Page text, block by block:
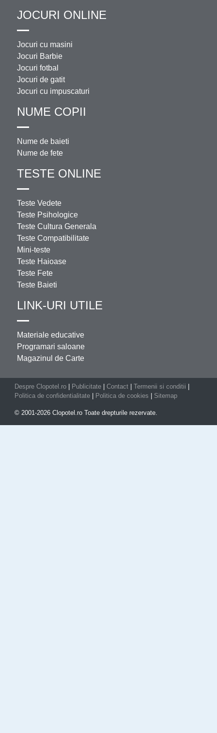
JOCURI ONLINE
Jocuri cu masini
Jocuri Barbie
Jocuri fotbal
Jocuri de gatit
Jocuri cu impuscaturi
NUME COPII
Nume de baieti
Nume de fete
TESTE ONLINE
Teste Vedete
Teste Psihologice
Teste Cultura Generala
Teste Compatibilitate
Mini-teste
Teste Haioase
Teste Fete
Teste Baieti
LINK-URI UTILE
Materiale educative
Programari saloane
Magazinul de Carte
Despre Clopotel.ro Publicitate Contact Termenii si conditii
Politica de confidentialitate
Politica de cookies Sitemap
© 2001-2026 Clopotel.ro Toate drepturile rezervate.